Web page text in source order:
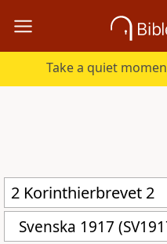
Take a quiet
Svenska 1917